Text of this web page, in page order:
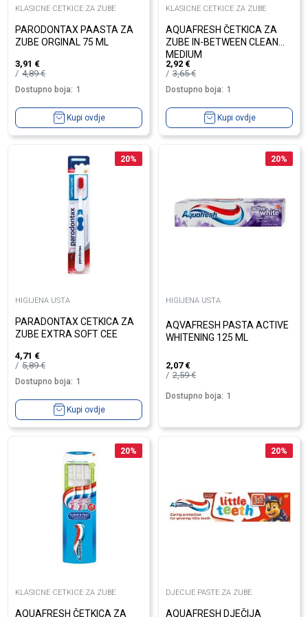
KLASICNE CETKICE ZA ZUBE
PARODONTAX PAASTA ZA
ZUBE ORGINAL 75 ML
3,91 €
4,89€
Dostupno boja: 1
Kupi ovdje
KLASICNE CETKICE ZA ZUBE
AQUAFRESH ČETKICA ZA
ZUBE IN-BETWEEN CLEAN
MEDIUM
2,92 €
3,65€
Dostupno boja: 1
Kupi ovdje
20%
HIGIJENA USTA
PARADONTAX CETKICA ZA
ZUBE EXTRA SOFT CEE
4,71 €
5,89€
Dostupno boja: 1
Kupi ovdje
20%
HIGIJENA USTA
AQVAFRESH PASTA ACTIVE
WHITENING 125 ML
2,07 €
2,59€
Dostupno boja: 1
20%
KLASICNE CETKICE ZA ZUBE
AQUAFRESH ČETKICA ZA
20%
DJECIJE PASTE ZA ZUBE
AQUAFRESH DJEČIJA